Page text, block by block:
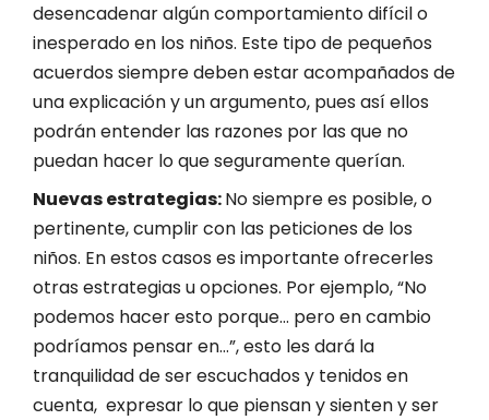
desencadenar algún comportamiento difícil o
inesperado en los niños. Este tipo de pequeños
acuerdos siempre deben estar acompañados de
una explicación y un argumento, pues así ellos
podrán entender las razones por las que no
puedan hacer lo que seguramente querían.
Nuevas estrategias:No siempre es posible, o
pertinente, cumplir con las peticiones de los
niños. En estos casos es importante ofrecerles
otras estrategias u opciones. Por ejemplo, “No
podemos hacer esto porque… pero en cambio
podríamos pensar en…”, esto les dará la
tranquilidad de ser escuchados y tenidos en
cuenta, expresar lo que piensan y sienten y ser